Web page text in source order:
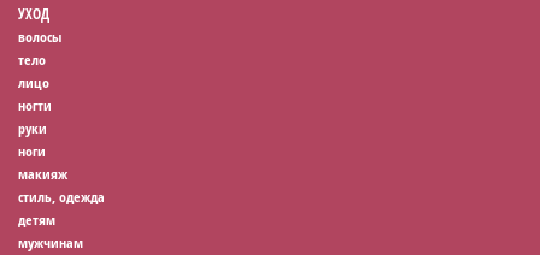
УХОД
волосы
тело
лицо
ногти
руки
ноги
макияж
стиль, одежда
детям
мужчинам